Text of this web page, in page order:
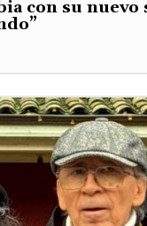
con su nuevo